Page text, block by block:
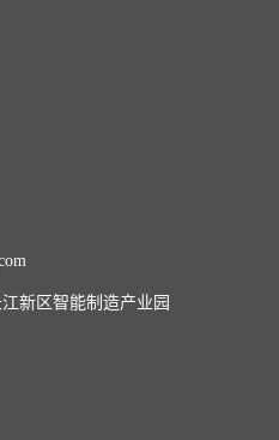
新区智能制造产业园